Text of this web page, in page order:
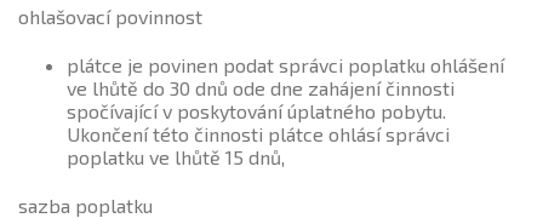
ohlašovací povinnost
plátce je povinen podat správci poplatku ohlášení
ve lhůtě do 30 dnů ode dne zahájení činnosti
spočívající v poskytování úplatného pobytu.
Ukončení této činnosti plátce ohlásí správci
poplatku ve lhůtě 15 dnů,
sazba poplatku